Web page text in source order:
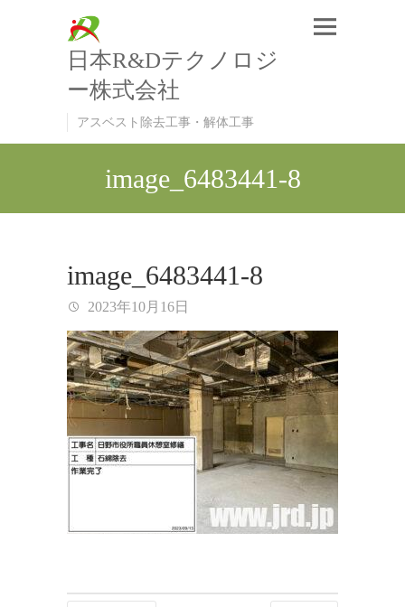
日本R&Dテクノロジ
ー株式会社
アスベスト除去工事・解体工事
image_6483441-8
image_6483441-8
2023年10月16日